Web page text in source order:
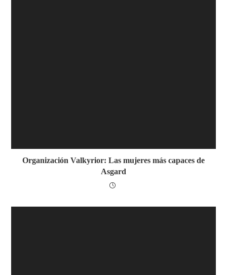
Organización Valkyrior: Las mujeres más capaces de
Asgard